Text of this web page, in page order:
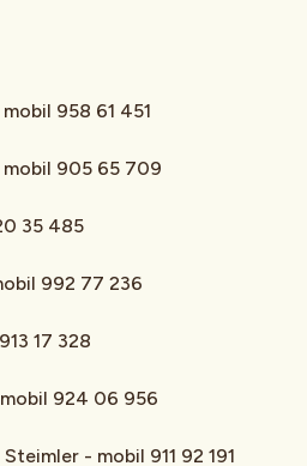
958 61 451
mobil 905 65 709
35 485
992 77 236
17 328
924 06 956
- mobil 911 92 191